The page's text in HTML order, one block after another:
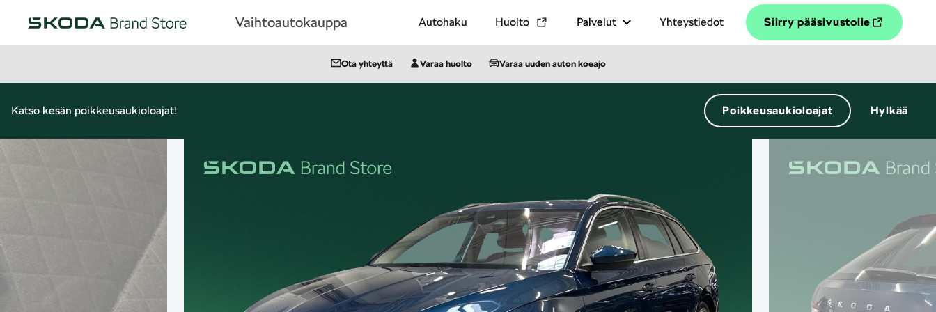
Vaihtoautokauppa Autohaku Huolto Palvelut Yhteystiedot Siirry pääsivustolle
Ota yhteyttä Varaa huolto Varaa uuden auton koeajo
Katso kesän poikkeusaukioloajat! Poikkeusaukioloajat Hylkää